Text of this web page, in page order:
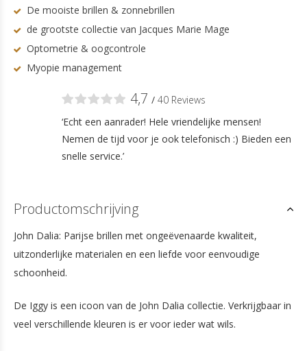
De mooiste brillen & zonnebrillen
de grootste collectie van Jacques Marie Mage
Optometrie & oogcontrole
Myopie management
4,7 / 40 Reviews
‘Echt een aanrader! Hele vriendelijke mensen!
Nemen de tijd voor je ook telefonisch :) Bieden een
snelle service.’
Productomschrijving
John Dalia: Parijse brillen met ongeëvenaarde kwaliteit,
uitzonderlijke materialen en een liefde voor eenvoudige
schoonheid.
De Iggy is een icoon van de John Dalia collectie. Verkrijgbaar in
veel verschillende kleuren is er voor ieder wat wils.